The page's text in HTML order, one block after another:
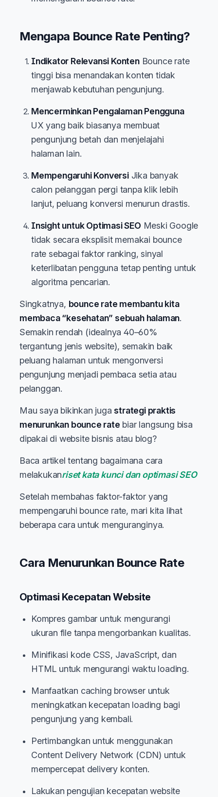
Mengapa Bounce Rate Penting?
Indikator Relevansi KontenBounce rate
tinggi bisa menandakan konten tidak
menjawab kebutuhan pengunjung.
Mencerminkan Pengalaman Pengguna
UX yang baik biasanya membuat
pengunjung betah dan menjelajahi
halaman lain.
Mempengaruhi KonversiJika banyak
calon pelanggan pergi tanpa klik lebih
lanjut, peluang konversi menurun drastis.
Insight untuk Optimasi SEO Meski Google
tidak secara eksplisit memakai bounce
rate sebagai faktor ranking, sinyal
keterlibatan pengguna tetap penting untuk
algoritma pencarian.
Singkatnya, bounce rate membantu kita
membaca “kesehatan” sebuah halaman.
Semakin rendah (idealnya 40–60%
tergantung jenis website), semakin baik
peluang halaman untuk mengonversi
pengunjung menjadi pembaca setia atau
pelanggan.
Mau saya bikinkan jugastrategi praktis
menurunkan bounce rate biar langsung bisa
dipakai di website bisnis atau blog?
Baca artikel tentang bagaimana cara
melakukanriset kata kunci dan optimasi SEO
Setelah membahas faktor-faktor yang
mempengaruhi bounce rate, mari kita lihat
beberapa cara untuk menguranginya.
Cara Menurunkan Bounce Rate
Optimasi Kecepatan Website
Kompres gambar untuk mengurangi
ukuran file tanpa mengorbankan kualitas.
Minifikasi kode CSS, JavaScript, dan
HTML untuk mengurangi waktu loading.
Manfaatkan caching browser untuk
meningkatkan kecepatan loading bagi
pengunjung yang kembali.
Pertimbangkan untuk menggunakan
Content Delivery Network (CDN) untuk
mempercepat delivery konten.
Lakukan pengujian kecepatan website